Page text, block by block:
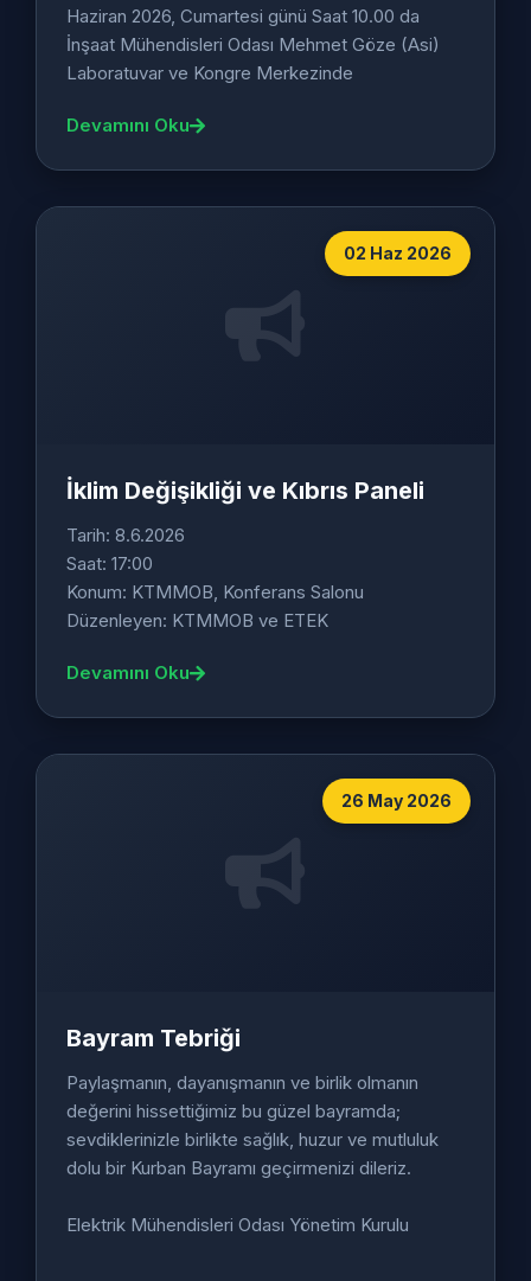
Haziran 2026, Cumartesi günü Saat 10.00 da
İnşaat Mühendisleri Odası Mehmet Göze (Asi)
Laboratuvar ve Kongre Merkezinde
Devamını Oku
02 Haz 2026
İklim Değişikliği ve Kıbrıs Paneli
Tarih: 8.6.2026
Saat: 17:00
Konum: KTMMOB, Konferans Salonu
Düzenleyen: KTMMOB ve ETEK
Devamını Oku
26 May 2026
Bayram Tebriǧi
Paylaşmanın, dayanışmanın ve birlik olmanın
değerini hissettiğimiz bu güzel bayramda;
sevdiklerinizle birlikte sağlık, huzur ve mutluluk
dolu bir Kurban Bayramı geçirmenizi dileriz.
Elektrik Mühendisleri Odası Yönetim Kurulu